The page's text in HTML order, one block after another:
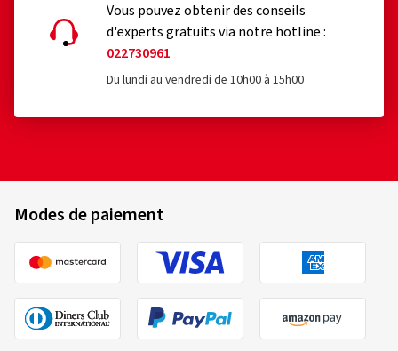
Vous pouvez obtenir des conseils
d'experts gratuits via notre hotline :
022730961
Du lundi au vendredi de 10h00 à 15h00
Modes de paiement